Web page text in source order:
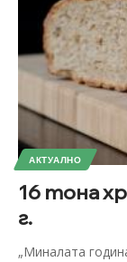
АКТУАЛНО
16 тона
г.
„Миналата